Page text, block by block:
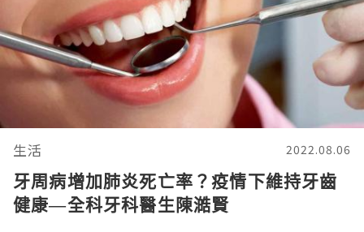
生活 2022.08.06
牙周病增加肺炎死亡率？疫情下維持牙齒
健康—全科牙科醫生陳澔賢